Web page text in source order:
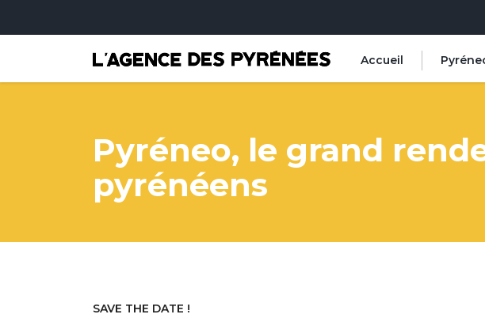
Accueil
Pyréneo, le grand
pyrénéens
SAVE THE DATE !